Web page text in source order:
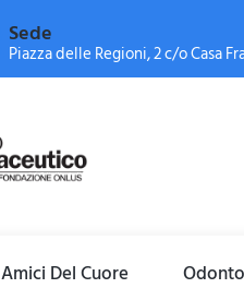
Sede
Piazza delle Regioni, 2 c/o Casa
Amici Del Cuore